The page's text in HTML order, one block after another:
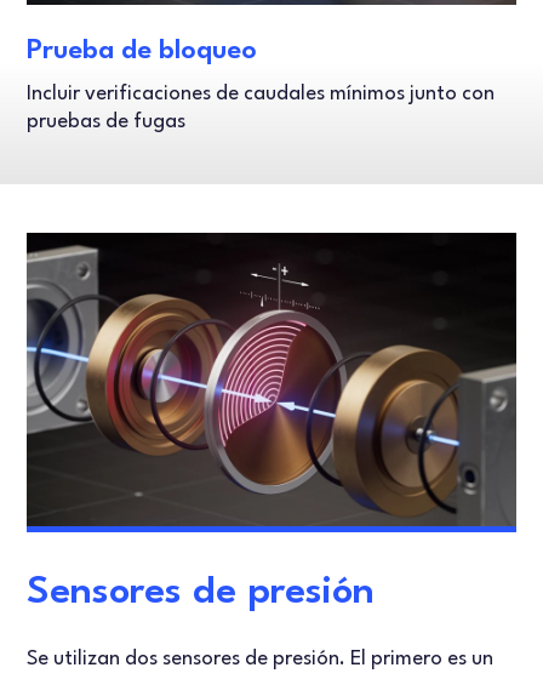
Prueba de bloqueo
Incluir verificaciones de caudales mínimos junto con
pruebas de fugas
Sensores de presión
Se utilizan dos sensores de presión. El primero es un